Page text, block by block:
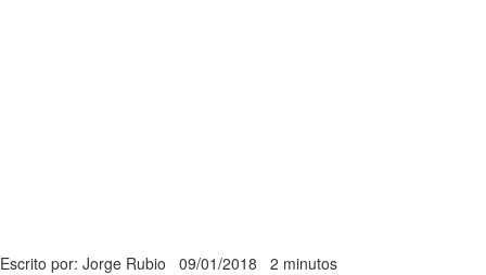
Escrito por: Jorge Rubio 09/01/2018 2 minutos